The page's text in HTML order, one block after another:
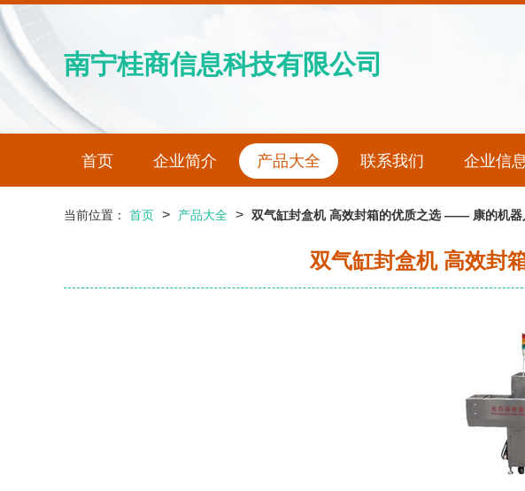
南宁桂商信息科技有限公司
首页 企业简介 产品大全 联系我们 企业信
当前位置： 首页 > 产品大全 > 双气缸封盒机 高效封箱的优质之选 —— 康的机器
双气缸封盒机 高效封